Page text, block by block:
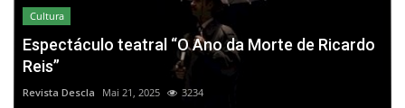
Cultura
Espectáculo teatral “O Ano da Morte de Ricardo
Reis”
Revista Descla Mai 21, 2025 3234